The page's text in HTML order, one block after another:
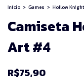
Início > Games > Hollow Knight
Camiseta
Art #4
R$75,90